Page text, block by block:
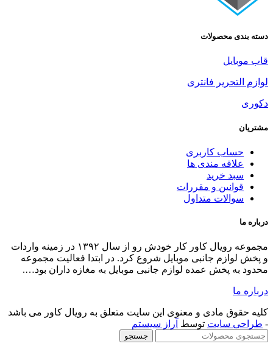
دسته بندی محصولات
قاب موبایل
لوازم التحریر فانتری
دکوری
مشتریان
حساب کاربری
علاقه مندی ها
سبد خرید
قوانین و مقررات
سوالات متداول
درباره ما
مجموعه رویال کاور کار خودش رو از سال ۱۳۹۲ در زمینه واردات
و پخش لوازم جانبی موبایل شروع کرد. در ابتدا فعالیت مجموعه
محدود به پخش عمده لوازم جانبی موبایل به مغازه داران بود….
درباره ما
کلیه حقوق مادی و معنوی این سایت متعلق به رویال کاور می باشد
- طراحی سایت توسط آراز سیستم
جستجو